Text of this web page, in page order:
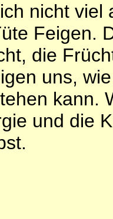
nicht viel
Feigen.
die
uns,
kann.
und die